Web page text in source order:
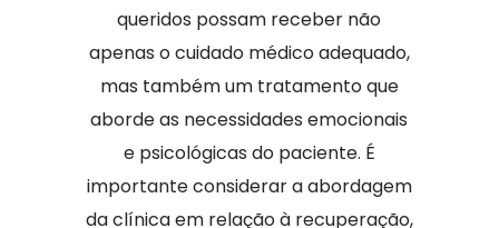
queridos possam receber não
apenas o cuidado médico adequado,
mas também um tratamento que
aborde as necessidades emocionais
e psicológicas do paciente. É
importante considerar a abordagem
da clínica em relação à recuperação,